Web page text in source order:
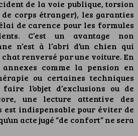
de la voie publique, torsion
de corps étranger), les garanties
de carence pour les formules
C’est un avantage non
n’est à l’abri d’un chien qui
chat renversé par une voiture. En
comme la pension en
ou certaines techniques
l’objet d’exclusions ou de
une lecture attentive des
est indispensable pour éviter de
acte jugé “de confort” ne sera